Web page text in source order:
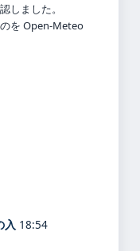
しました。
を Open-Meteo
入 18:54